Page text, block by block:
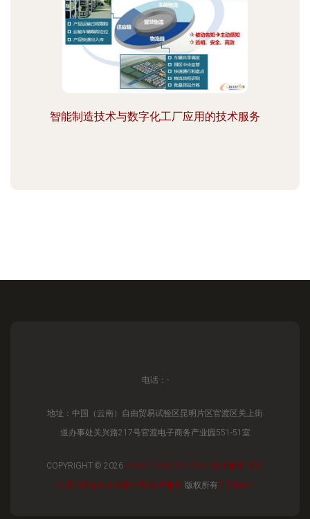
智能制造技术与数字化工厂应用的技术服务
电话：-
地址：中国（云南）自由贸易试验区昆明片区官渡区关上街
道办事处关兴路217号官渡电子商务产业园551-51室
COPYRIGHT © 2026 WWW.DUWUSYR.COM 技术服务 昆明
八扇门网络科技有限公司 技术服务 版权所有 SITEMAP